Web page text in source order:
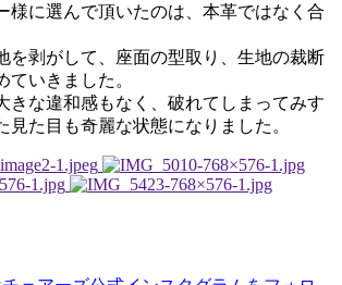
様に選んで頂いたのは、本革ではなく合
を剥がして、座面の型取り、生地の裁断
ていきました。
きな違和感もなく、破れてしまってみす
見た目も奇麗な状態になりました。